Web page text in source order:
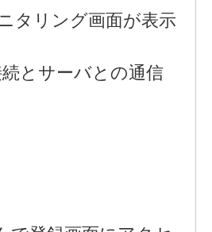
タリング画面が表示
とサーバとの通信